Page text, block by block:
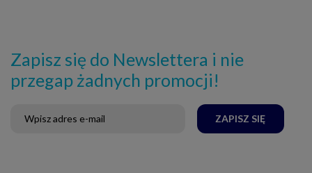
Zapisz się do Newslettera i nie
przegap żadnych promocji!
ZAPISZ SIĘ